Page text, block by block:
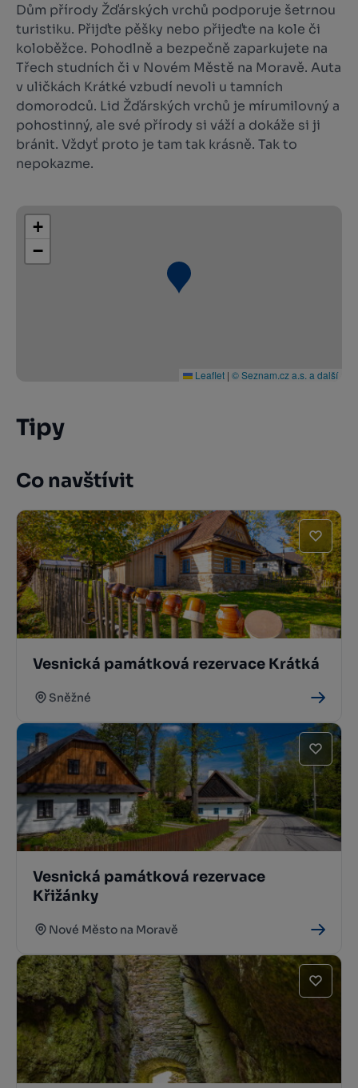
Dům přírody Žďárských vrchů podporuje šetrnou
turistiku. Přijďte pěšky nebo přijeďte na kole či
koloběžce. Pohodlně a bezpečně zaparkujete na
Třech studních či v Novém Městě na Moravě. Auta
v uličkách Krátké vzbudí nevoli u tamních
domorodců. Lid Žďárských vrchů je mírumilovný a
pohostinný, ale své přírody si váží a dokáže si ji
bránit. Vždyť proto je tam tak krásně. Tak to
nepokazme.
+
−
Leaflet | © Seznam.cz a.s. a další
Tipy
Co navštívit
Vesnická památková rezervace Krátká
Sněžné
Vesnická památková rezervace
Křižánky
Nové Město na Moravě